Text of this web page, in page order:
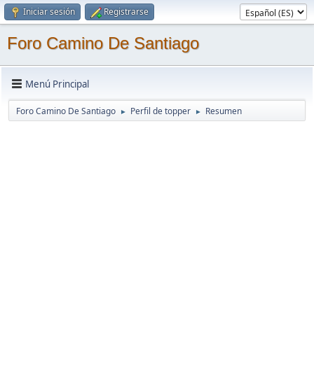
Iniciar sesión Registrarse
Foro Camino De Santiago
Menú Principal
Foro Camino De Santiago ► Perfil de topper ► Resumen